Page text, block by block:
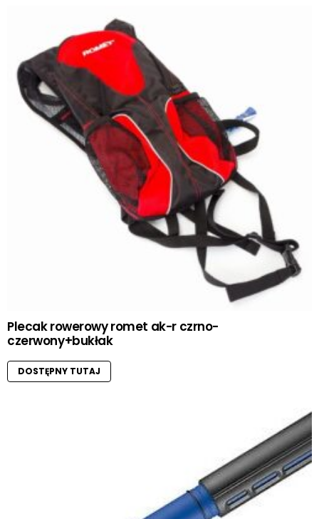
Plecak rowerowy romet ak-r czrno-
czerwony+bukłak
DOSTĘPNY TUTAJ